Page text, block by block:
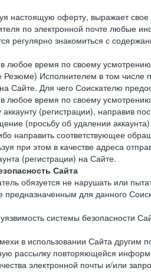
настоящую оферту, выражает свое
по электронной почте любые
регулярно знакомиться с
любое время по своему
Исполнителем в том числе
Сайте. Для чего Соискателю
любое время по своему
(регистрации), направив
(просьбу об удалении
направить соответствующее
при этом в качестве адреса
(регистрации) на Сайте.
Сайта
обязуется не нарушать или
предназначенным для данного
системы безопасности
в использовании Сайта другим
рассылку повторяющейся
электронной почты и/или